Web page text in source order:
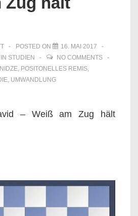
POSTED ON
16. MAI 2017
STUDIEN
NO COMMENTS
, POSITONELLES REMIS,
, UMWANDLUNG
– Weiß am Zug hält